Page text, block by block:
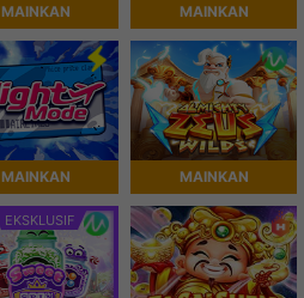
MAINKAN MAINKAN
MAINKAN MAINKAN
EKSKLUSIF